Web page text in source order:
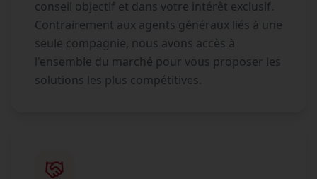
conseil objectif et dans votre intérêt exclusif.
Contrairement aux agents généraux liés à une
seule compagnie, nous avons accès à
l'ensemble du marché pour vous proposer les
solutions les plus compétitives.